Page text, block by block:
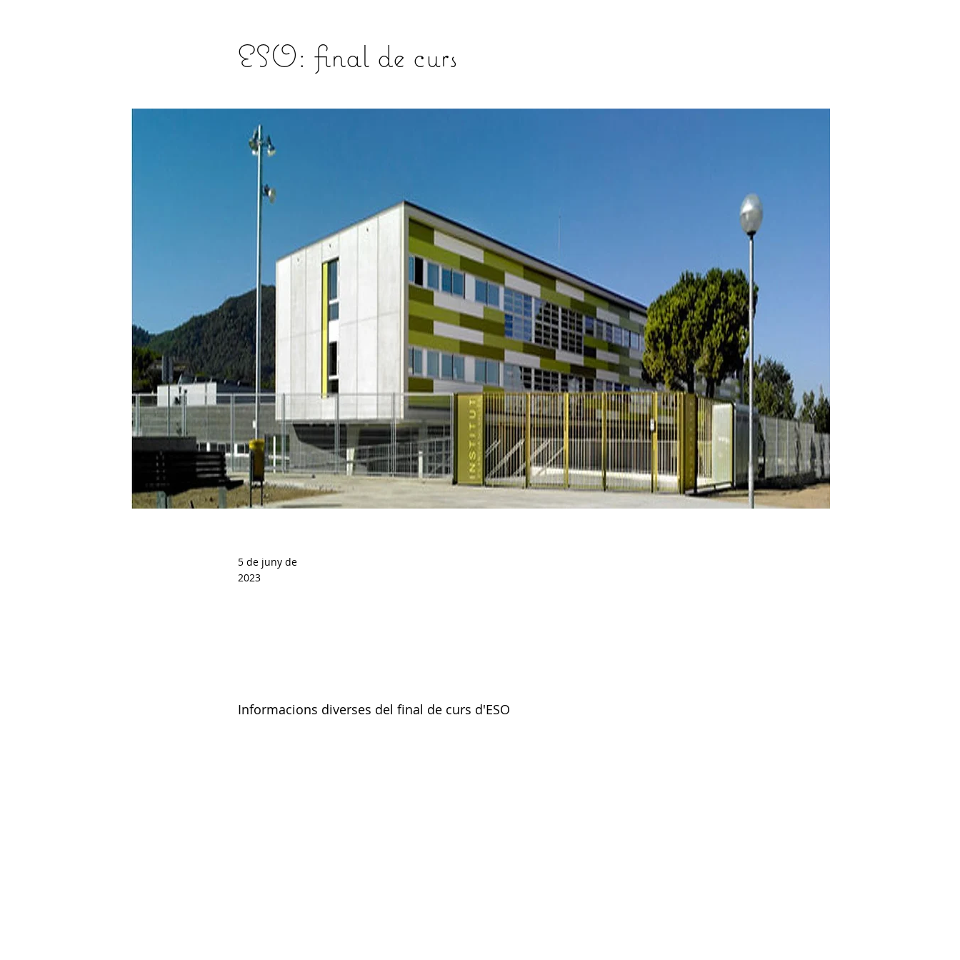
ESO: final de curs
5 de juny de
2023
Informacions diverses del final de curs d'ESO